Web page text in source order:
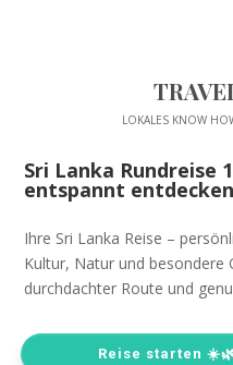
LOKALES KNOW
Sri Lanka Rundreise
entspannt entdecken
Ihre Sri Lanka Reise –
Kultur, Natur und besondere
durchdachter Route und
Reise starten